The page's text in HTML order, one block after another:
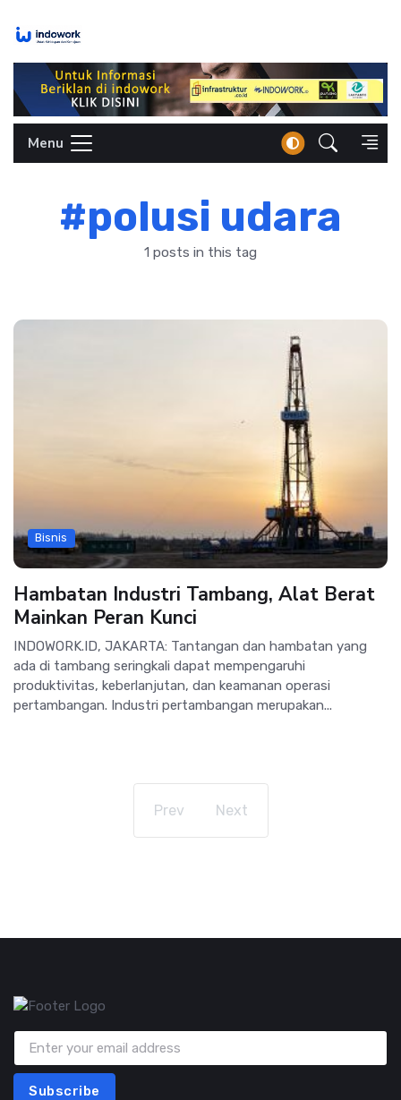
Menu
#polusi udara
1 posts in this tag
Bisnis
Hambatan Industri Tambang, Alat Berat
Mainkan Peran Kunci
INDOWORK.ID, JAKARTA: Tantangan dan hambatan yang
ada di tambang seringkali dapat mempengaruhi
produktivitas, keberlanjutan, dan keamanan operasi
pertambangan. Industri pertambangan merupakan...
Prev Next
Subscribe